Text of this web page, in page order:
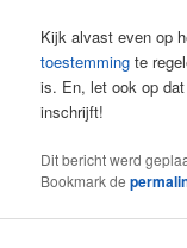
Kijk alvast even op
toestemmingte
is. En, let ook op
inschrijft!
Dit bericht werd
Bookmark de